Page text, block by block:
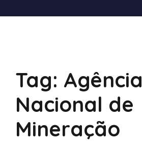
Tag: Agência
Nacional de
Mineração